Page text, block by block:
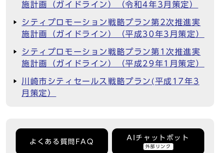
施計画（ガイドライン）（令和4年3月策定）
シティプロモーション戦略プラン第2次推進実
施計画（ガイドライン）（平成30年3月策定）
シティプロモーション戦略プラン第1次推進実
施計画（ガイドライン）（平成29年1月策定）
川崎市シティセールス戦略プラン(平成17年3
月策定）
よくある質問FAQ
AIチャットボット
外部リンク